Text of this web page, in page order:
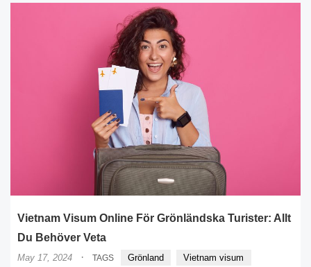
Vietnam Visum Online För Grönländska Turister: Allt
Du Behöver Veta
May 17, 2024 · TAGS Grönland
Vietnam visum